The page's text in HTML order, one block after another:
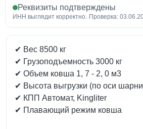
Реквизиты подтверждены
ИНН выглядит корректно.· Проверка:
✔ Вес 8500 кг
✔ Грузоподъемность 3000 кг
✔ Объем ковша 1, 7 - 2, 0 м3
✔ Высота выгрузки (по оси
✔ КПП Автомат, Kingliter
✔ Плавающий режим ковша